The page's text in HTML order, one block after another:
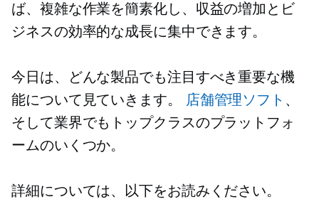
ば、複雑な作業を簡素化し、収益の増加とビ
ジネスの効率的な成長に集中できます。
今日は、どんな製品でも注目すべき重要な機
能について見ていきます。
店舗管理ソフト 、
そして業界でもトップクラスのプラットフォ
ームのいくつか。
詳細については、以下をお読みください。